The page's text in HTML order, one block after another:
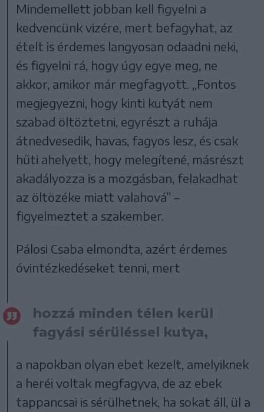
Mindemellett jobban kell figyelni a
kedvencünk vizére, mert befagyhat, az
ételt is érdemes langyosan odaadni neki,
és figyelni rá, hogy úgy egye meg, ne
akkor, amikor már megfagyott. „Fontos
megjegyezni, hogy kinti kutyát nem
szabad öltöztetni, egyrészt a ruhája
átnedvesedik, havas, fagyos lesz, és csak
hűti ahelyett, hogy melegítené, másrészt
akadályozza is a mozgásban, felakadhat
az öltözéke miatt valahová” –
figyelmeztet a szakember.
Pálosi Csaba elmondta, azért érdemes
óvintézkedéseket tenni, mert
hozzá minden télen kerül
fagyási sérüléssel kutya,
a napokban olyan ebet kezelt, amelyiknek
a heréi voltak megfagyva, de az ebek
tappancsai is sérülhetnek, ha sokat áll, ül a